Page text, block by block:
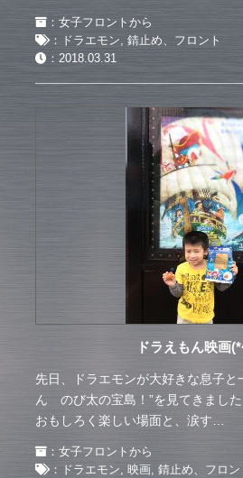
： 女子フロントから
：
ドラエモン, 錆止め、フロント
： 2018.03.31
ドラえもん映画
先日、ドラエモンが大好きな息子と
ん のび太の宝島！”を見てきまし
おもしろく楽しい場面と、涙す…
： 女子フロントから
：
ドラエモン, 映画, 錆止め、フロン